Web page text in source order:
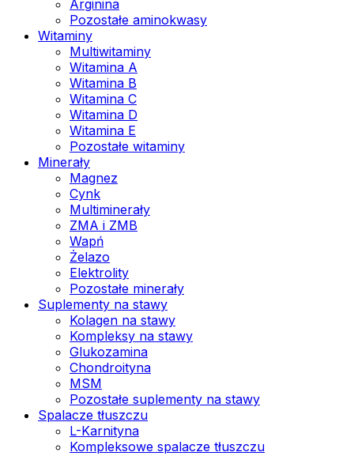
Arginina
Pozostałe aminokwasy
Witaminy
Multiwitaminy
Witamina A
Witamina B
Witamina C
Witamina D
Witamina E
Pozostałe witaminy
Minerały
Magnez
Cynk
Multiminerały
ZMA i ZMB
Wapń
Żelazo
Elektrolity
Pozostałe minerały
Suplementy na stawy
Kolagen na stawy
Kompleksy na stawy
Glukozamina
Chondroityna
MSM
Pozostałe suplementy na stawy
Spalacze tłuszczu
L-Karnityna
Kompleksowe spalacze tłuszczu